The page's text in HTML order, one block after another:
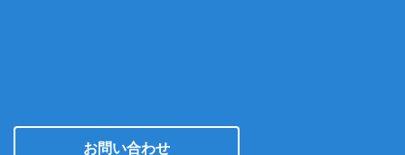
お問い合わせ